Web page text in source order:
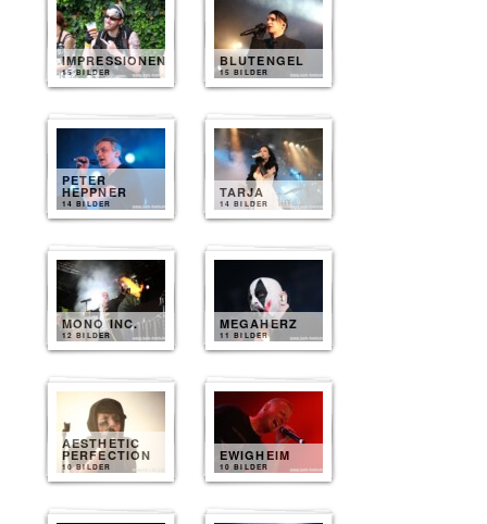
IMPRESSIONEN
15 BILDER
BLUTENGEL
15 BILDER
PETER
HEPPNER
14 BILDER
TARJA
14 BILDER
MONO INC.
12 BILDER
MEGAHERZ
11 BILDER
AESTHETIC
PERFECTION
10 BILDER
EWIGHEIM
10 BILDER